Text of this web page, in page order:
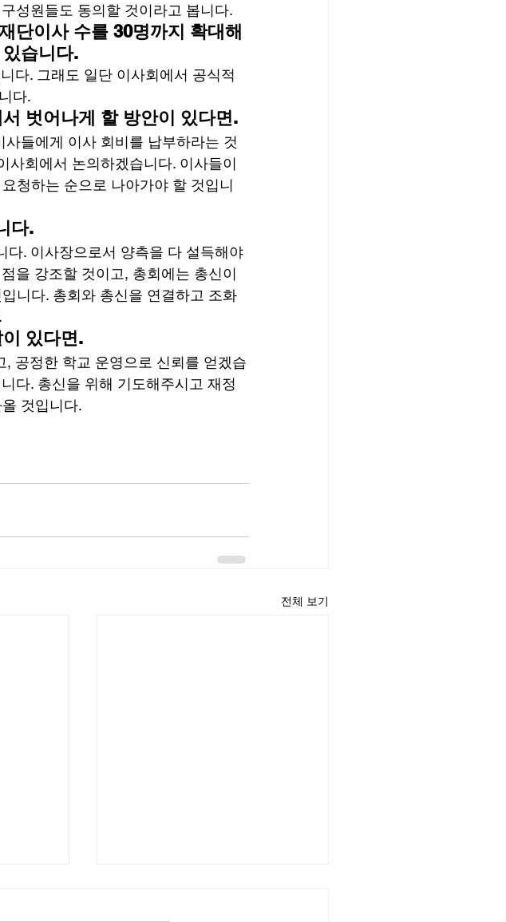
성원들도 동의할 것이라고 봅니다.
단이사 수를 30명까지 확대해
습니다.
다. 그래도 일단 이사회에서 공식적
다.
벗어나게 할 방안이 있다면.
들에게 이사 회비를 납부하라는 것
사회에서 논의하겠습니다. 이사들이
청하는 순으로 나아가야 할 것입니
다.
. 이사장으로서 양측을 다 설득해야
을 강조할 것이고, 총회에는 총신이
니다. 총회와 총신을 연결하고 조화
있다면.
공정한 학교 운영으로 신뢰를 얻겠습
다. 총신을 위해 기도해주시고 재정
것입니다.
전체 보기